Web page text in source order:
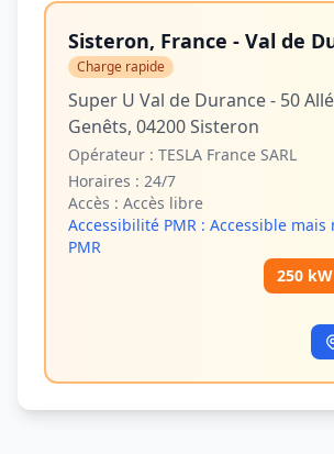
Sisteron, France - Val de
Charge rapide
Super U Val de Durance - 50
Genêts, 04200 Sisteron
Opérateur : TESLA France SARL
Horaires : 24/7
Accès : Accès libre
Accessibilité PMR : Accessible mais
PMR
250 kW